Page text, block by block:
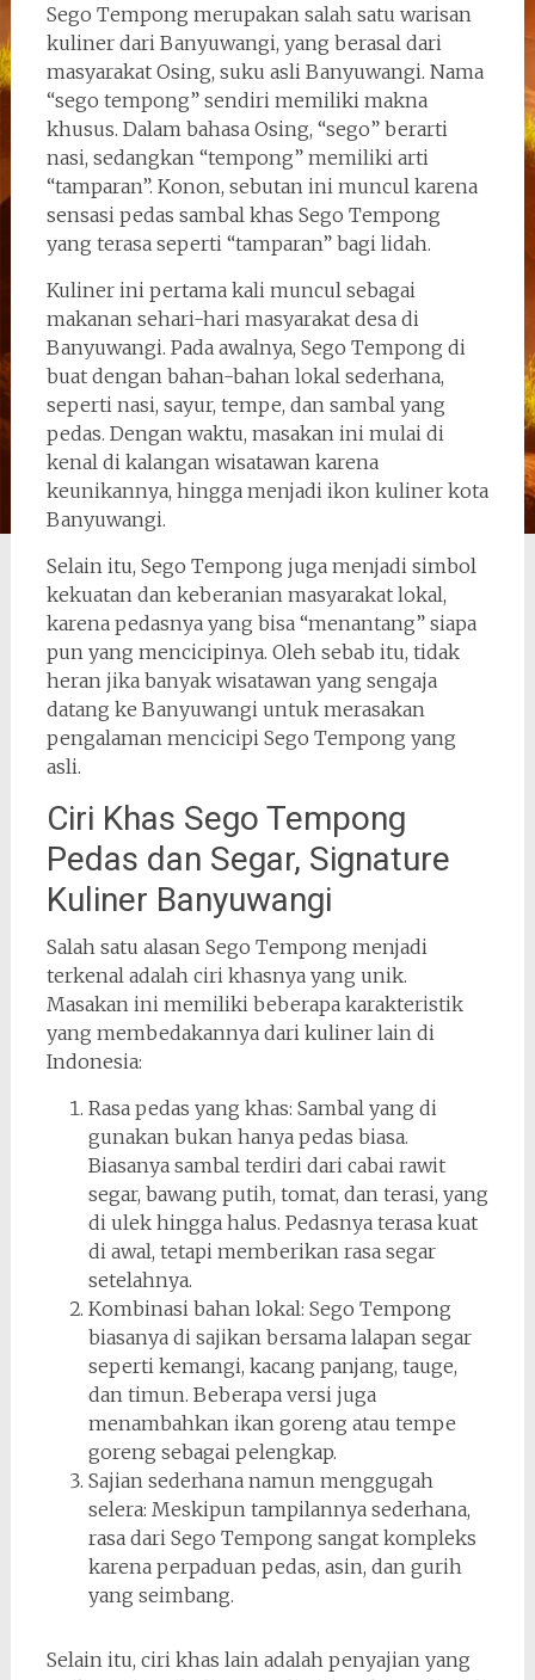
Sego Tempong merupakan salah satu warisan
kuliner dari Banyuwangi, yang berasal dari
masyarakat Osing, suku asli Banyuwangi. Nama
“sego tempong” sendiri memiliki makna
khusus. Dalam bahasa Osing, “sego” berarti
nasi, sedangkan “tempong” memiliki arti
“tamparan”. Konon, sebutan ini muncul karena
sensasi pedas sambal khas Sego Tempong
yang terasa seperti “tamparan” bagi lidah.
Kuliner ini pertama kali muncul sebagai
makanan sehari-hari masyarakat desa di
Banyuwangi. Pada awalnya, Sego Tempong di
buat dengan bahan-bahan lokal sederhana,
seperti nasi, sayur, tempe, dan sambal yang
pedas. Dengan waktu, masakan ini mulai di
kenal di kalangan wisatawan karena
keunikannya, hingga menjadi ikon kuliner kota
Banyuwangi.
Selain itu, Sego Tempong juga menjadi simbol
kekuatan dan keberanian masyarakat lokal,
karena pedasnya yang bisa “menantang” siapa
pun yang mencicipinya. Oleh sebab itu, tidak
heran jika banyak wisatawan yang sengaja
datang ke Banyuwangi untuk merasakan
pengalaman mencicipi Sego Tempong yang
asli.
Ciri Khas Sego Tempong
Pedas dan Segar, Signature
Kuliner Banyuwangi
Salah satu alasan Sego Tempong menjadi
terkenal adalah ciri khasnya yang unik.
Masakan ini memiliki beberapa karakteristik
yang membedakannya dari kuliner lain di
Indonesia:
Rasa pedas yang khas: Sambal yang di
gunakan bukan hanya pedas biasa.
Biasanya sambal terdiri dari cabai rawit
segar, bawang putih, tomat, dan terasi, yang
di ulek hingga halus. Pedasnya terasa kuat
di awal, tetapi memberikan rasa segar
setelahnya.
Kombinasi bahan lokal: Sego Tempong
biasanya di sajikan bersama lalapan segar
seperti kemangi, kacang panjang, tauge,
dan timun. Beberapa versi juga
menambahkan ikan goreng atau tempe
goreng sebagai pelengkap.
Sajian sederhana namun menggugah
selera: Meskipun tampilannya sederhana,
rasa dari Sego Tempong sangat kompleks
karena perpaduan pedas, asin, dan gurih
yang seimbang.
Selain itu, ciri khas lain adalah penyajian yang